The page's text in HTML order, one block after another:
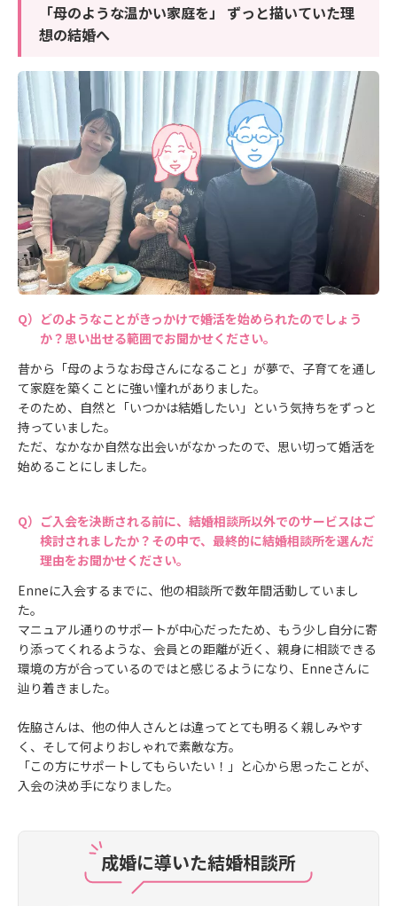
「母のような温かい家庭を」 ずっと描いていた理
想の結婚へ
どのようなことがきっかけで婚活を始められたのでしょう
か？思い出せる範囲でお聞かせください。
昔から「母のようなお母さんになること」が夢で、子育てを通し
て家庭を築くことに強い憧れがありました。
そのため、自然と「いつかは結婚したい」という気持ちをずっと
持っていました。
ただ、なかなか自然な出会いがなかったので、思い切って婚活を
始めることにしました。
ご入会を決断される前に、結婚相談所以外でのサービスはご
検討されましたか？その中で、最終的に結婚相談所を選んだ
理由をお聞かせください。
Enneに入会するまでに、他の相談所で数年間活動していまし
た。
マニュアル通りのサポートが中心だったため、もう少し自分に寄
り添ってくれるような、会員との距離が近く、親身に相談できる
環境の方が合っているのではと感じるようになり、Enneさんに
辿り着きました。
佐脇さんは、他の仲人さんとは違ってとても明るく親しみやす
く、そして何よりおしゃれで素敵な方。
「この方にサポートしてもらいたい！」と心から思ったことが、
入会の決め手になりました。
成婚に導いた結婚相談所